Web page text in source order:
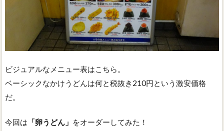
ビジュアルなメニュー表はこちら。
ベーシックなかけうどんは何と税抜き210円という激安価格
だ。
今回は 「卵うどん」 をオーダーしてみた！